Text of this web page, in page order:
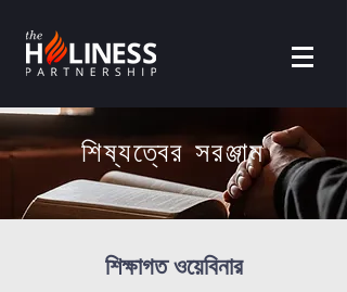
শিষ্যত্বের সরঞ্জাম
শিক্ষাগত ওয়েবিনার